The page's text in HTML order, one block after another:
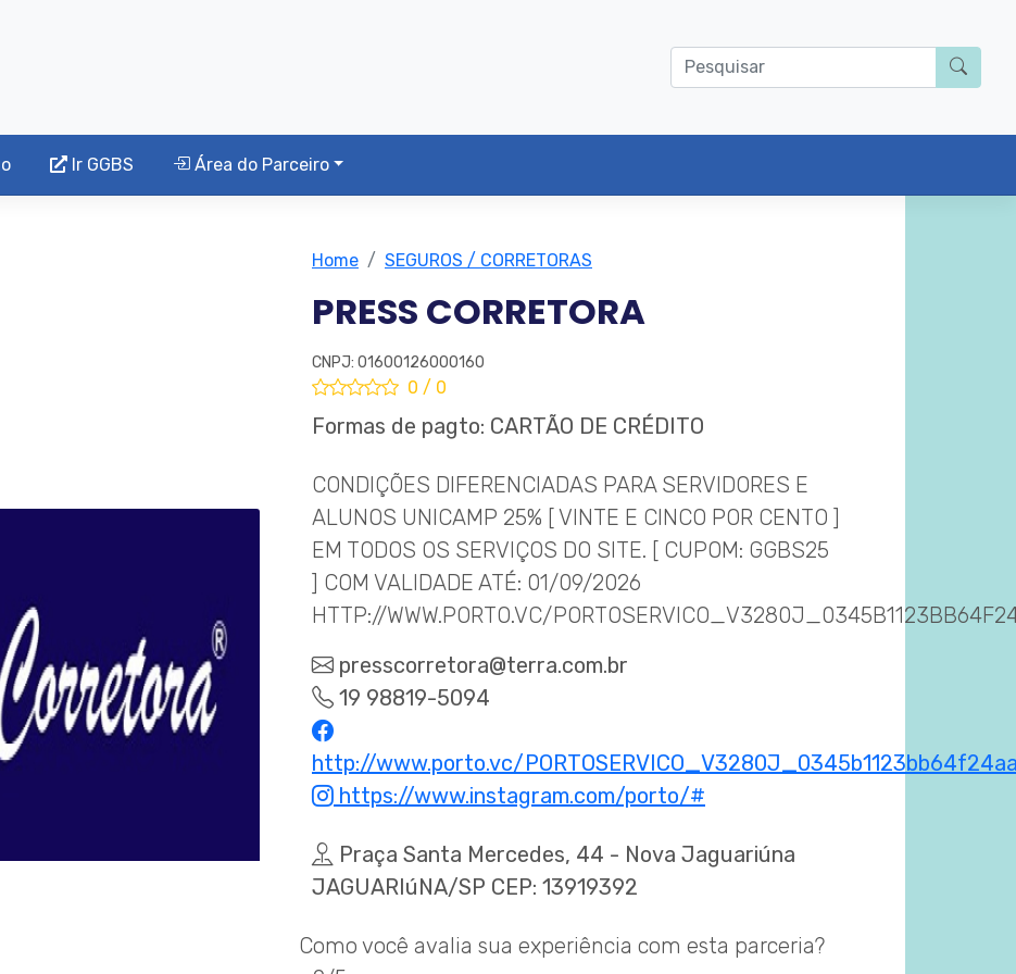
Ir GGBS Área do Parceiro
Home SEGUROS / CORRETORAS
PRESS CORRETORA
CNPJ: 01600126000160
0 / 0
Formas de pagto: CARTÃO DE CRÉDITO
CONDIÇÕES DIFERENCIADAS PARA SERVIDORES E
ALUNOS UNICAMP 25% [ VINTE E CINCO POR CENTO ]
EM TODOS OS SERVIÇOS DO SITE. [ CUPOM: GGBS25
] COM VALIDADE ATÉ: 01/09/2026
HTTP://WWW.PORTO.VC/
presscorretora@terra.com.br
19 98819-5094
http://www.porto.vc/
https://www.instagram.com/porto/#
Praça Santa Mercedes, 44 - Nova Jaguariúna
JAGUARIúNA/SP CEP: 13919392
Como você avalia sua experiência com esta parceria?